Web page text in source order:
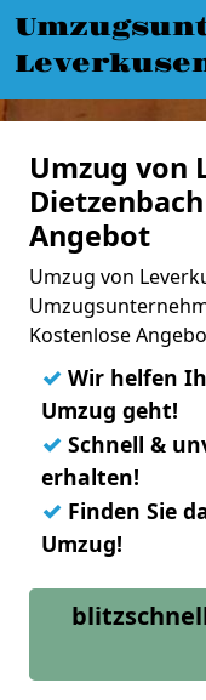
Umzug von
Angebot
Umzug von
Kostenlose
✓ Wir helfen
Umzug geht!
✓ Schnell &
erhalten!
✓ Finden Sie
Umzug!